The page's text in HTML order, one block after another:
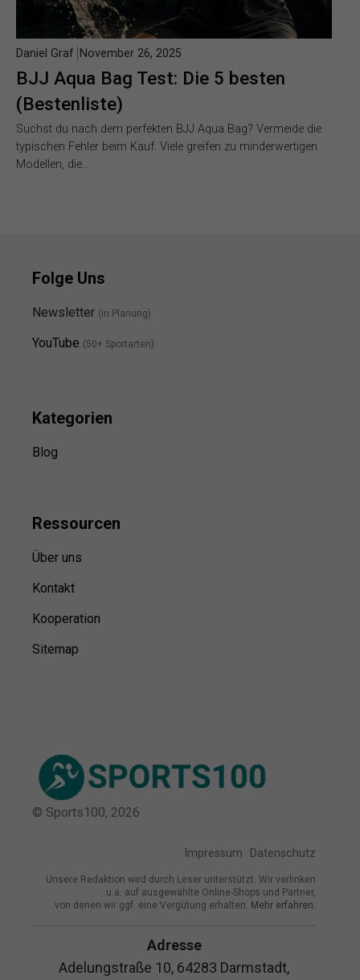
BJJ Aqua Bag Test: Die 5 besten
(Bestenliste)
Daniel Graf November 26, 2025
Suchst du nach dem perfekten BJJ Aqua Bag? Vermeide die
typischen Fehler beim Kauf. Viele greifen zu minderwertigen
Modellen, die…
Folge Uns
Newsletter (in Planung)
YouTube (50+ Sportarten)
Kategorien
Blog
Ressourcen
Über uns
Kontakt
Kooperation
Sitemap
© Sports100, 2026
Impressum Datenschutz
Unsere Redaktion wird durch Leser unterstützt. Wir verlinken
u.a. auf ausgewählte Online-Shops und Partner,
von denen wir ggf. eine Vergütung erhalten. Mehr erfahren.
Adresse
Adelungstraße 10, 64283 Darmstadt,